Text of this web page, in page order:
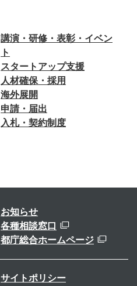
講演・研修・表彰・イベン
ト
スタートアップ支援
人材確保・採用
海外展開
申請・届出
入札・契約制度
お知らせ
各種相談窓口
都庁総合ホームページ
サイトポリシー